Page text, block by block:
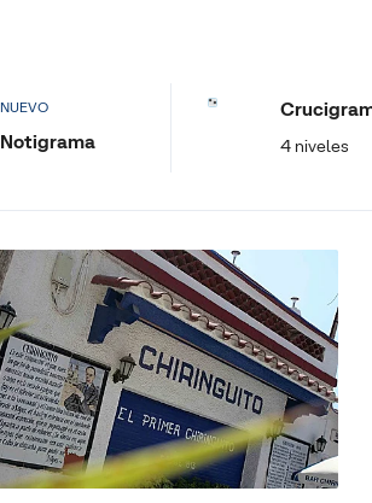
NUEVO
Notigrama 4 niveles